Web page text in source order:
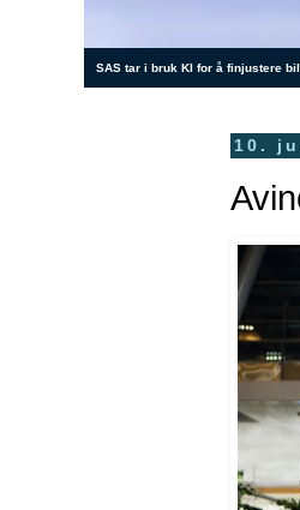
SAS tar i bruk KI for å finjustere
10.